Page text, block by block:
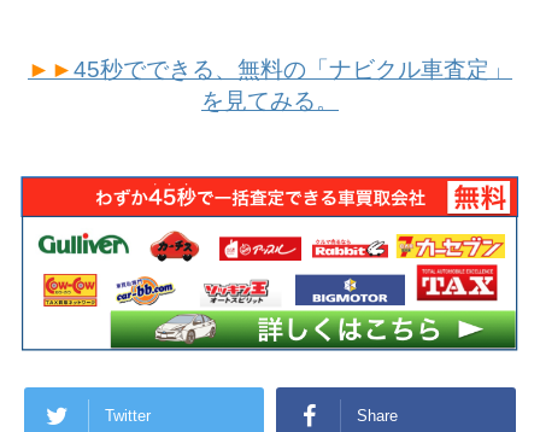
►►45秒でできる、無料の「ナビクル車査定」
を見てみる。
Twitter Share